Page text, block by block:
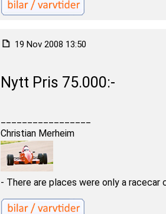
19 Nov 2008 13:50
Nytt Pris 75.000:-
Christian Merheim
- There are places were only a racecar